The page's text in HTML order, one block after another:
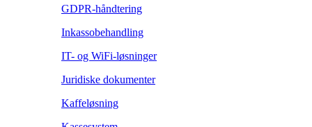
GDPR-håndtering
Inkassobehandling
IT- og WiFi-løsninger
Juridiske dokumenter
Kaffeløsning